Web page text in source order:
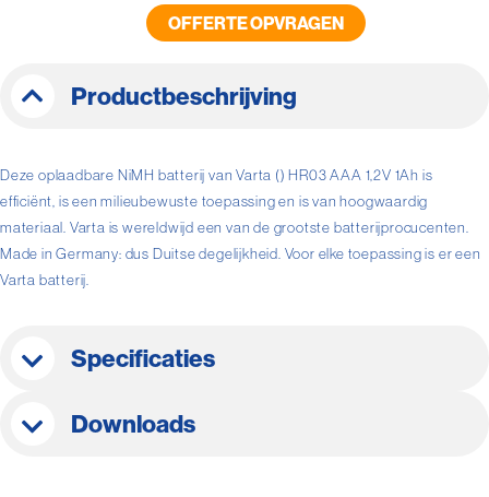
Productbeschrijving
Deze oplaadbare NiMH batterij van Varta () HR03 AAA 1,2V 1Ah is
efficiënt, is een milieubewuste toepassing en is van hoogwaardig
materiaal. Varta is wereldwijd een van de grootste batterijprocucenten.
Made in Germany: dus Duitse degelijkheid. Voor elke toepassing is er een
Varta batterij.
Specificaties
Downloads
OFFERTE OPVRAGEN